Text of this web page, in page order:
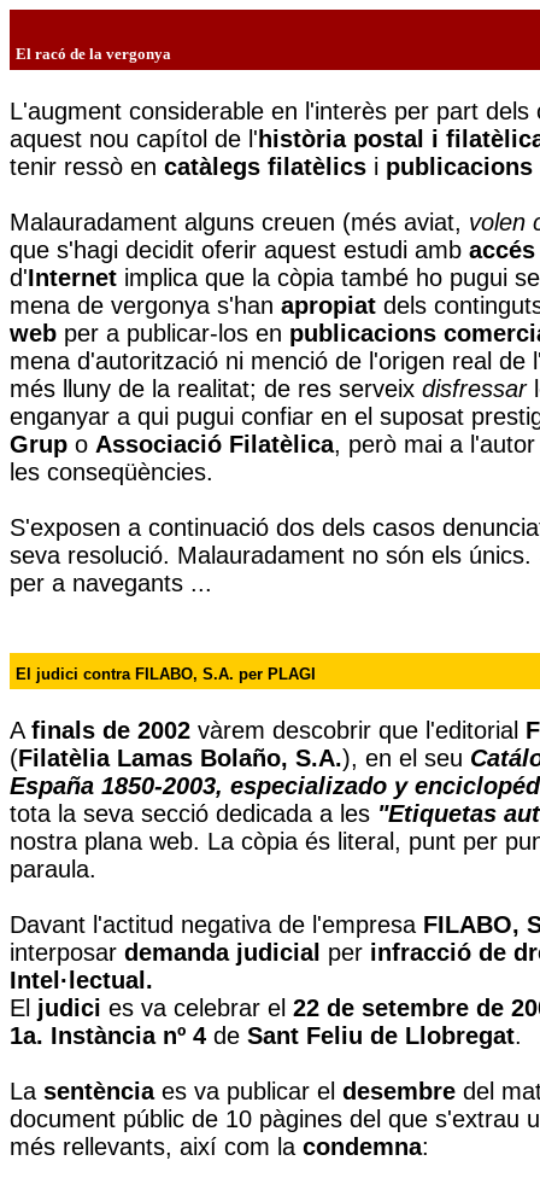
El racó de la vergonya
L'augment considerable en l'interès per part dels
aquest nou capítol de l' història postal i
tenir ressò en catàlegs filatèlics i publicacions
Malauradament alguns creuen (més aviat, volen
que s'hagi decidit oferir aquest estudi amb
d'Internet implica que la còpia també ho pugui
mena de vergonya s'han apropiat dels
web per a publicar-los en publicacions
mena d'autorització ni menció de l'origen real de
més lluny de la realitat; de res serveix disfressar
enganyar a qui pugui confiar en el suposat
Grup o Associació Filatèlica, però mai a
les conseqüències.
S'exposen a continuació dos dels casos
seva resolució. Malauradament no són els
per a navegants ...
El judici contra FILABO, S.A. per PLAGI
A finals de 2002 vàrem descobrir que l'editorial
(Filatèlia Lamas Bolaño, S.A.), en el seu
España 1850-2003, especializado y
tota la seva secció dedicada a les "Etiquetas
nostra plana web. La còpia és literal, punt per
paraula.
Davant l'actitud negativa de l'empresa FILABO,
interposar demanda judicial per infracció de
Intel·lectual.
El judici es va celebrar el 22 de setembre de
1a. Instància nº 4 de Sant Feliu de Llobregat.
La sentènciaes va publicar el desembre del
document públic de 10 pàgines del que s'extrau
més rellevants, així com la condemna: